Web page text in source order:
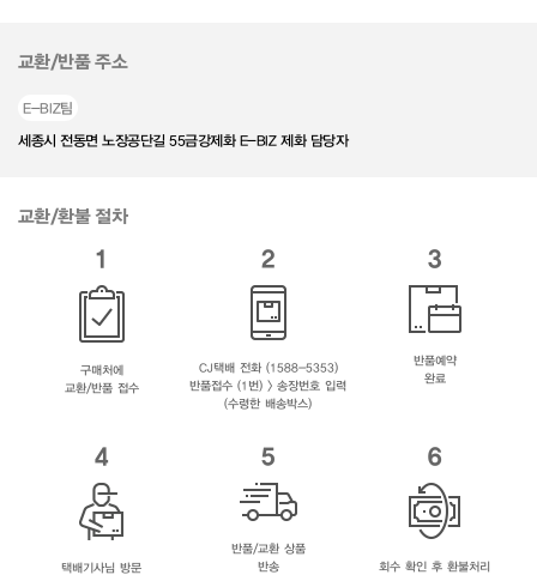
교환/반품 주소
E-BIZ팀
세종시 전동면 노장공단길 55금강제화 E-BIZ 제화 담당자
교환/환불 절차
1
구매처에
교환/반품 접수
2
CJ택배 전화 (1588-5353)
반품접수 (1번) > 송장번호 입력
(수령한 배송박스)
3
반품예약
완료
4
택배기사님 방문
5
반품/교환 상품
반송
6
회수 확인 후 환불처리